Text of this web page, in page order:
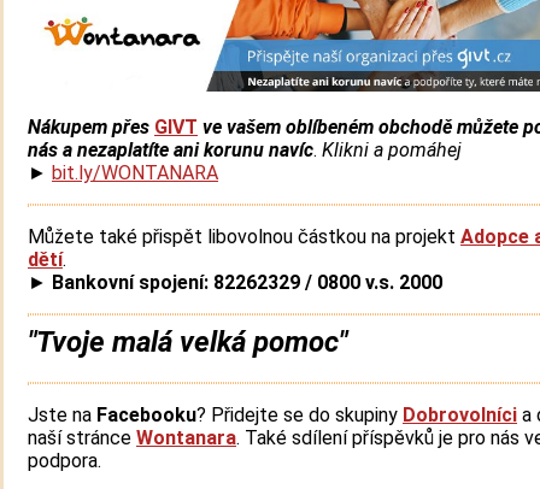
Nákupem přes GIVT ve vašem oblíbeném obchodě můžete
nás a nezaplatíte ani korunu navíc. Klikni a pomáhej
► bit.ly/WONTANARA
Můžete také přispět libovolnou částkou na projekt Adopce
dětí.
► Bankovní spojení: 82262329 / 0800 v.s. 2000
"Tvoje malá velká pomoc"
Jste na Facebooku? Přidejte se do skupiny Dobrovolníci a
naší stránce Wontanara. Také sdílení příspěvků je pro nás
podpora.